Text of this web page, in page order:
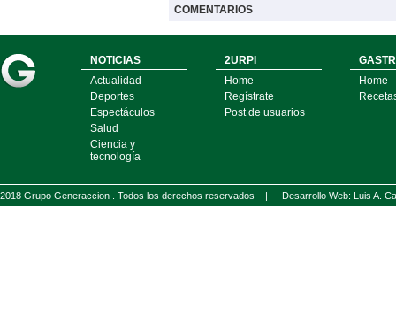
COMENTARIOS
NOTICIAS
Actualidad
Deportes
Espectáculos
Salud
Ciencia y
tecnología
2URPI
Home
Regístrate
Post de usuarios
Home
2018 Grupo Generaccion . Todos los derechos reservados | Desarrollo Web: Luis